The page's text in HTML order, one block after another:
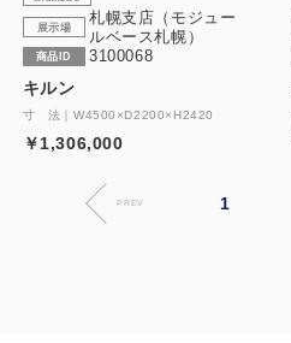
展示場
札幌支店（モジュー
ルベース札幌）
商品ID 3100068
キルン
寸 法｜W4500×D2200×H2420
￥1,306,000
PREV 1